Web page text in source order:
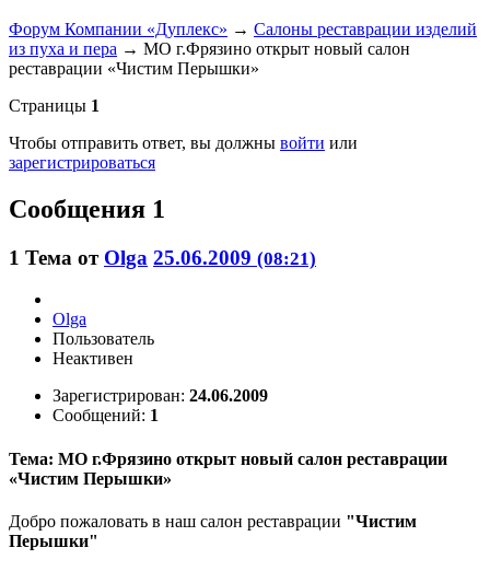
Форум Компании «Дуплекс» → Салоны реставрации изделий
из пуха и пера → МО г.Фрязино открыт новый салон
реставрации «Чистим Перышки»
Страницы 1
Чтобы отправить ответ, вы должны войти или
зарегистрироваться
Сообщения 1
1 Тема от Olga 25.06.2009 (08:21)
Olga
Пользователь
Неактивен
Зарегистрирован: 24.06.2009
Сообщений: 1
Тема: МО г.Фрязино открыт новый салон реставрации
«Чистим Перышки»
Добро пожаловать в наш салон реставрации "Чистим
Перышки"